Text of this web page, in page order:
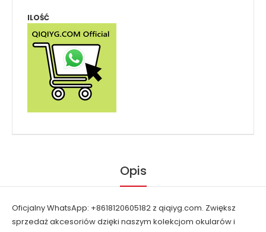
ILOŚĆ
Opis
Oficjalny WhatsApp: +8618120605182 z qiqiyg.com. Zwiększ
sprzedaż akcesoriów dzięki naszym kolekcjom okularów i